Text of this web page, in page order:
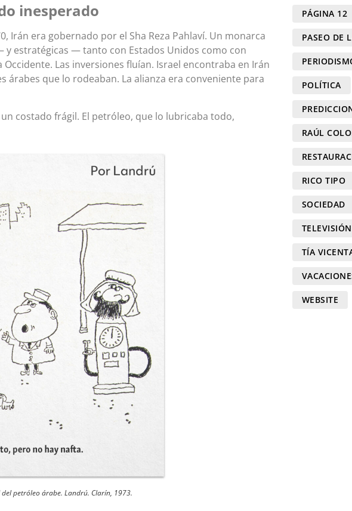
inesperado
Irán era gobernado por el Sha Reza Pahlaví. Un monarca
estratégicas — tanto con Estados Unidos como con
Las inversiones fluían. Israel encontraba en Irán
árabes que lo rodeaban. La alianza era conveniente para
costado frágil. El petróleo, que lo lubricaba todo,
del petróleo árabe. Landrú. Clarín, 1973.
PÁGINA 12
PASEO DE
POLÍTICA
RAÚL
RICO TIPO
SOCIEDAD
TELEVISIÓN
TÍA
WEBSITE